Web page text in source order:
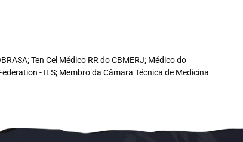
Ten Cel Médico RR do CBMERJ; Médico do
- ILS; Membro da Câmara Técnica de Medicina